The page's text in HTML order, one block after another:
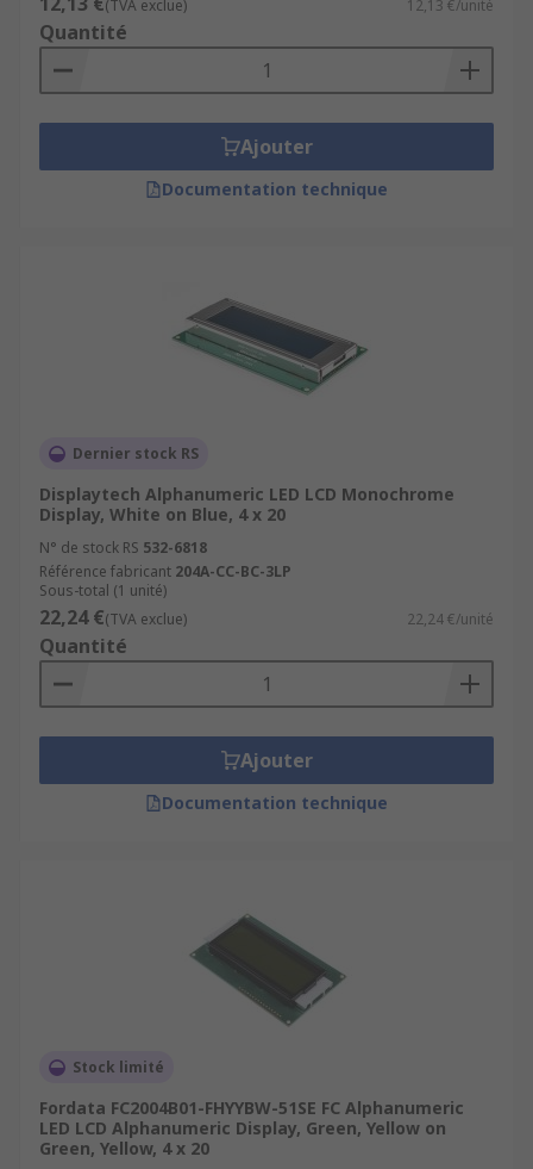
(TVA exclue) 12,13 €/unité
Quantité
Ajouter
Documentation technique
Dernier stock RS
Displaytech Alphanumeric LED LCD Monochrome
Display, White on Blue, 4 x 20
N° de stock RS 532-6818
Référence fabricant 204A-CC-BC-3LP
Sous-total (1 unité)
22,24 €(TVA exclue) 22,24 €/unité
Quantité
Ajouter
Documentation technique
Stock limité
Fordata FC2004B01-FHYYBW-51SE FC Alphanumeric
LED LCD Alphanumeric Display, Green, Yellow on
Green, Yellow, 4 x 20